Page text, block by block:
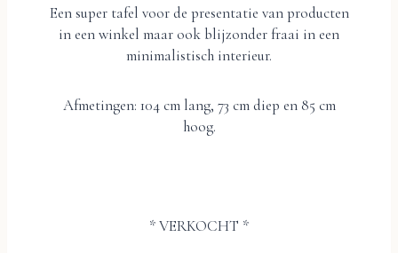
Een super tafel voor de presentatie van producten
in een winkel maar ook blijzonder fraai in een
minimalistisch interieur.
Afmetingen: 104 cm lang, 73 cm diep en 85 cm
hoog.
* VERKOCHT *